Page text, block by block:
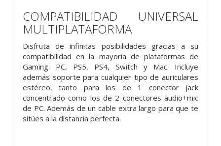
COMPATIBILIDAD UNIVERSAL
MULTIPLATAFORMA
Disfruta de infinitas posibilidades gracias a su
compatibilidad en la mayoría de plataformas de
Gaming: PC, PS5, PS4, Switch y Mac. Incluye
además soporte para cualquier tipo de auriculares
estéreo, tanto para los de 1 conector jack
concentrado como los de 2 conectores audio+mic
de PC. Además de un cable extra largo para que te
sitúes a la distancia perfecta.